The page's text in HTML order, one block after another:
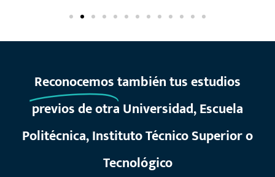
Reconocemostambién tus estudios
previos de otra Universidad, Escuela
Politécnica, Instituto Técnico Superior o
Tecnológico